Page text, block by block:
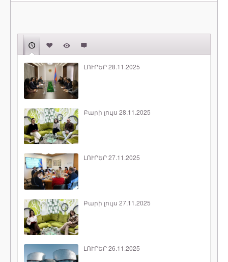
ԼՈՒՐԵՐ 28.11.2025
Բարի լույս 28.11.2025
ԼՈՒՐԵՐ 27.11.2025
Բարի լույս 27.11.2025
ԼՈՒՐԵՐ 26.11.2025